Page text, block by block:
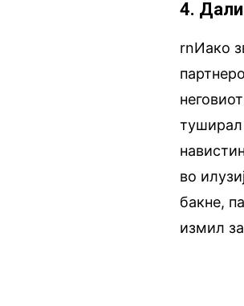
4.
rnИако
туширал
во
бакне,
измил